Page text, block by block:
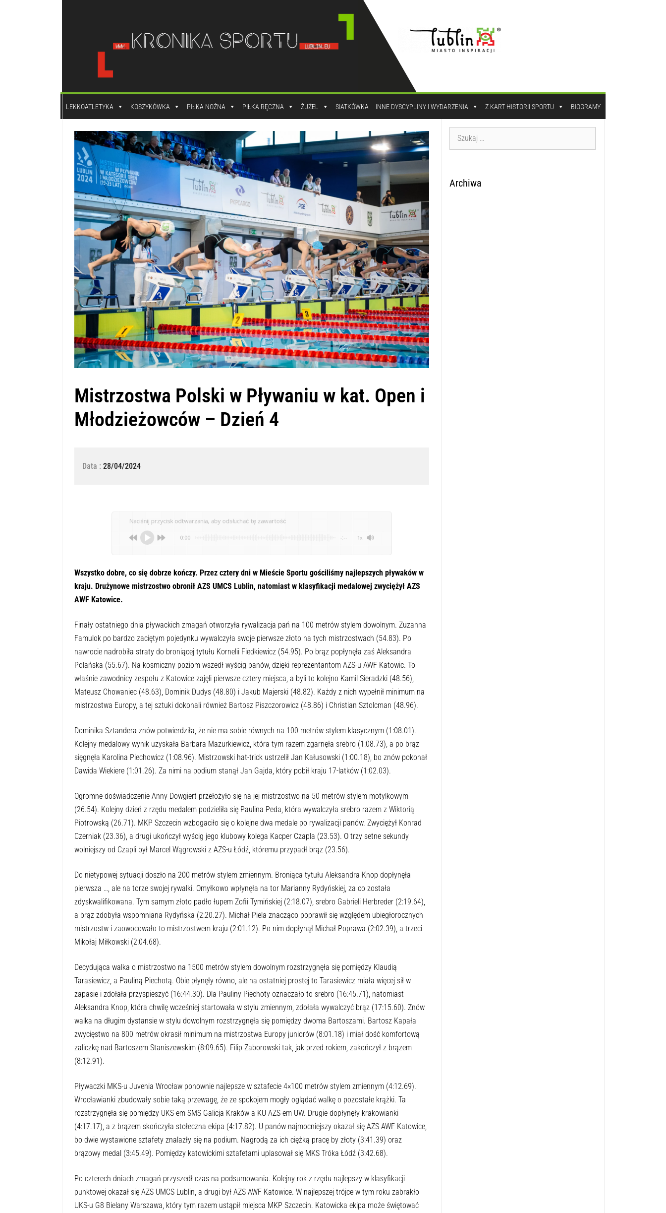
LEKKOATLETYKA KOSZYKÓWKA PIŁKA NOŻNA PIŁKA RĘCZNA ŻUŻEL SIATKÓWKA INNE DYSCYPLINY I WYDARZENIA Z KART HISTORII SPORTU BIOGRAMY
Mistrzostwa Polski w Pływaniu w kat. Open i
Młodzieżowców – Dzień 4
Data : 28/04/2024
Naciśnij przycisk odtwarzania, aby odsłuchać tę zawartość
0:00 -:--
Wszystko dobre, co się dobrze kończy. Przez cztery dni w Mieście Sportu gościliśmy najlepszych pływaków w
kraju. Drużynowe mistrzostwo obronił AZS UMCS Lublin, natomiast w klasyfikacji medalowej zwyciężył AZS
AWF Katowice.
Finały ostatniego dnia pływackich zmagań otworzyła rywalizacja pań na 100 metrów stylem dowolnym. Zuzanna
Famulok po bardzo zaciętym pojedynku wywalczyła swoje pierwsze złoto na tych mistrzostwach (54.83). Po
nawrocie nadrobiła straty do broniącej tytułu Kornelii Fiedkiewicz (54.95). Po brąz popłynęła zaś Aleksandra
Polańska (55.67). Na kosmiczny poziom wszedł wyścig panów, dzięki reprezentantom AZS-u AWF Katowic. To
właśnie zawodnicy zespołu z Katowice zajęli pierwsze cztery miejsca, a byli to kolejno Kamil Sieradzki (48.56),
Mateusz Chowaniec (48.63), Dominik Dudys (48.80) i Jakub Majerski (48.82). Każdy z nich wypełnił minimum na
mistrzostwa Europy, a tej sztuki dokonali również Bartosz Piszczorowicz (48.86) i Christian Sztolcman (48.96).
Dominika Sztandera znów potwierdziła, że nie ma sobie równych na 100 metrów stylem klasycznym (1:08.01).
Kolejny medalowy wynik uzyskała Barbara Mazurkiewicz, która tym razem zgarnęła srebro (1:08.73), a po brąz
sięgnęła Karolina Piechowicz (1:08.96). Mistrzowski hat-trick ustrzelił Jan Kałusowski (1:00.18), bo znów pokonał
Dawida Wiekiere (1:01.26). Za nimi na podium stanął Jan Gajda, który pobił kraju 17-latków (1:02.03).
Ogromne doświadczenie Anny Dowgiert przełożyło się na jej mistrzostwo na 50 metrów stylem motylkowym
(26.54). Kolejny dzień z rzędu medalem podzieliła się Paulina Peda, która wywalczyła srebro razem z Wiktorią
Piotrowską (26.71). MKP Szczecin wzbogaciło się o kolejne dwa medale po rywalizacji panów. Zwyciężył Konrad
Czerniak (23.36), a drugi ukończył wyścig jego klubowy kolega Kacper Czapla (23.53). O trzy setne sekundy
wolniejszy od Czapli był Marcel Wągrowski z AZS-u Łódź, któremu przypadł brąz (23.56).
Do nietypowej sytuacji doszło na 200 metrów stylem zmiennym. Broniąca tytułu Aleksandra Knop dopłynęła
pierwsza …, ale na torze swojej rywalki. Omyłkowo wpłynęła na tor Marianny Rydyńskiej, za co została
zdyskwalifikowana. Tym samym złoto padło łupem Zofii Tymińskiej (2:18.07), srebro Gabrieli Herbreder (2:19.64),
a brąz zdobyła wspomniana Rydyńska (2:20.27). Michał Piela znacząco poprawił się względem ubiegłorocznych
mistrzostw i zaowocowało to mistrzostwem kraju (2:01.12). Po nim dopłynął Michał Poprawa (2:02.39), a trzeci
Mikołaj Miłkowski (2:04.68).
Decydująca walka o mistrzostwo na 1500 metrów stylem dowolnym rozstrzygnęła się pomiędzy Klaudią
Tarasiewicz, a Pauliną Piechotą. Obie płynęły równo, ale na ostatniej prostej to Tarasiewicz miała więcej sił w
zapasie i zdołała przyspieszyć (16:44.30). Dla Pauliny Piechoty oznaczało to srebro (16:45.71), natomiast
Aleksandra Knop, która chwilę wcześniej startowała w stylu zmiennym, zdołała wywalczyć brąz (17:15.60). Znów
walka na długim dystansie w stylu dowolnym rozstrzygnęła się pomiędzy dwoma Bartoszami. Bartosz Kapała
zwycięstwo na 800 metrów okrasił minimum na mistrzostwa Europy juniorów (8:01.18) i miał dość komfortową
zaliczkę nad Bartoszem Staniszewskim (8:09.65). Filip Zaborowski tak, jak przed rokiem, zakończył z brązem
(8:12.91).
Pływaczki MKS-u Juvenia Wrocław ponownie najlepsze w sztafecie 4×100 metrów stylem zmiennym (4:12.69).
Wrocławianki zbudowały sobie taką przewagę, że ze spokojem mogły oglądać walkę o pozostałe krążki. Ta
rozstrzygnęła się pomiędzy UKS-em SMS Galicja Kraków a KU AZS-em UW. Drugie dopłynęły krakowianki
(4:17.17), a z brązem skończyła stołeczna ekipa (4:17.82). U panów najmocniejszy okazał się AZS AWF Katowice,
bo dwie wystawione sztafety znalazły się na podium. Nagrodą za ich ciężką pracę by złoty (3:41.39) oraz
brązowy medal (3:45.49). Pomiędzy katowickimi sztafetami uplasował się MKS Tróka Łódź (3:42.68).
Po czterech dniach zmagań przyszedł czas na podsumowania. Kolejny rok z rzędu najlepszy w klasyfikacji
punktowej okazał się AZS UMCS Lublin, a drugi był AZS AWF Katowice. W najlepszej trójce w tym roku zabrakło
UKS-u G8 Bielany Warszawa, który tym razem ustąpił miejsca MKP Szczecin. Katowicka ekipa może świętować
Archiwa